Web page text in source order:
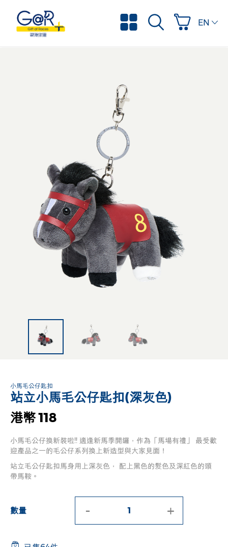
小馬毛公仔匙扣
站立小馬毛公仔匙扣(深灰色)
港幣 118
小馬毛公仔換新裝啦!! 適逢新馬季開鑼，作為「馬場有禮」 最受歡
迎產品之一的毛公仔系列換上新造型與大家見面！
站立毛公仔匙扣馬身用上深灰色， 配上黑色的髮色及深紅色的頭
帶馬鞍。
數量 - +